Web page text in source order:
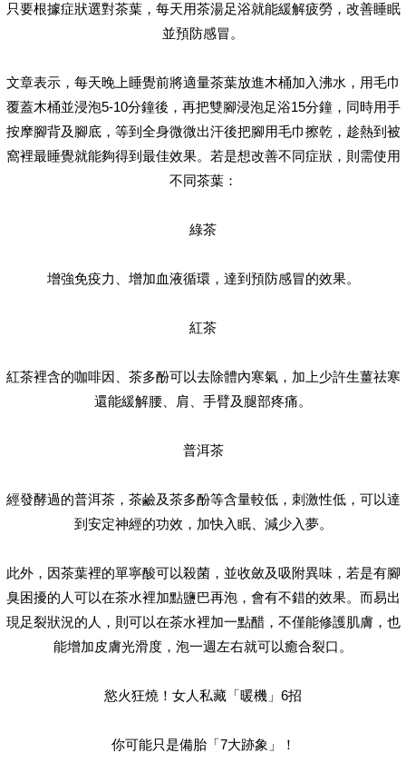
只要根據症狀選對茶葉，每天用茶湯足浴就能緩解疲勞，改善睡眠
並預防感冒。
文章表示，每天晚上睡覺前將適量茶葉放進木桶加入沸水，用毛巾
覆蓋木桶並浸泡5-10分鐘後，再把雙腳浸泡足浴15分鐘，同時用手
按摩腳背及腳底，等到全身微微出汗後把腳用毛巾擦乾，趁熱到被
窩裡最睡覺就能夠得到最佳效果。若是想改善不同症狀，則需使用
不同茶葉：
綠茶
增強免疫力、增加血液循環，達到預防感冒的效果。
紅茶
紅茶裡含的咖啡因、茶多酚可以去除體內寒氣，加上少許生薑祛寒
還能緩解腰、肩、手臂及腿部疼痛。
普洱茶
經發酵過的普洱茶，茶鹼及茶多酚等含量較低，刺激性低，可以達
到安定神經的功效，加快入眠、減少入夢。
此外，因茶葉裡的單寧酸可以殺菌，並收斂及吸附異味，若是有腳
臭困擾的人可以在茶水裡加點鹽巴再泡，會有不錯的效果。而易出
現足裂狀況的人，則可以在茶水裡加一點醋，不僅能修護肌膚，也
能增加皮膚光滑度，泡一週左右就可以癒合裂口。
慾火狂燒！女人私藏「暖機」6招
你可能只是備胎「7大跡象」！